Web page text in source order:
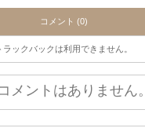
コメント (0)
ラックバックは利用できません。
メントはありません。